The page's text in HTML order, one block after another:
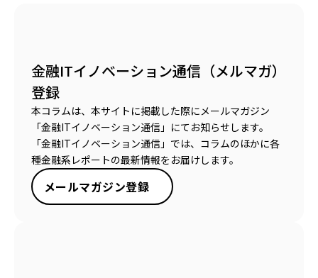
金融ITイノベーション通信（メルマガ）
登録
本コラムは、本サイトに掲載した際にメールマガジン
「金融ITイノベーション通信」にてお知らせします。
「金融ITイノベーション通信」では、コラムのほかに各
種金融系レポートの最新情報をお届けします。
メールマガジン登録